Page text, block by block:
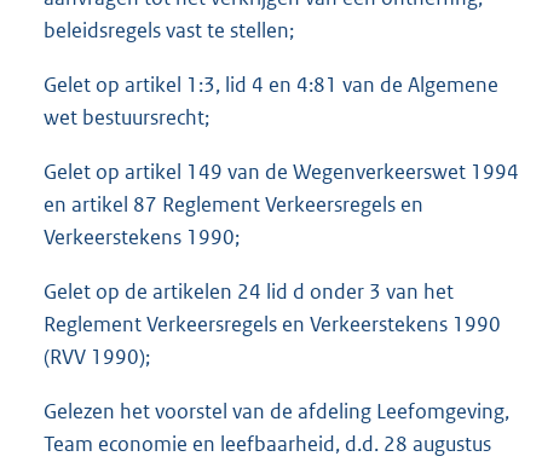
beleidsregels vast te stellen;
Gelet op artikel 1:3, lid 4 en 4:81 van de Algemene
wet bestuursrecht;
Gelet op artikel 149 van de Wegenverkeerswet 1994
en artikel 87 Reglement Verkeersregels en
Verkeerstekens 1990;
Gelet op de artikelen 24 lid d onder 3 van het
Reglement Verkeersregels en Verkeerstekens 1990
(RVV 1990);
Gelezen het voorstel van de afdeling Leefomgeving,
Team economie en leefbaarheid, d.d. 28 augustus